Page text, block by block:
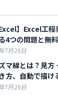
Excel】Excel工
4つの問題と無
7月26日
マ線とは？見
方、自動で描け
7月26日